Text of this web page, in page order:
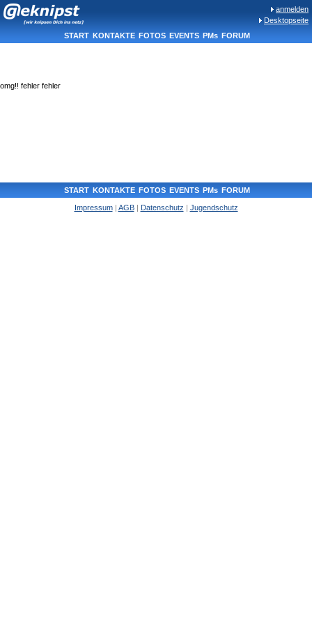
anmelden
Desktopseite
START KONTAKTE FOTOS EVENTS PMs FORUM
omg!! fehler fehler
START KONTAKTE FOTOS EVENTS PMs FORUM
Impressum| AGB| Datenschutz | Jugendschutz